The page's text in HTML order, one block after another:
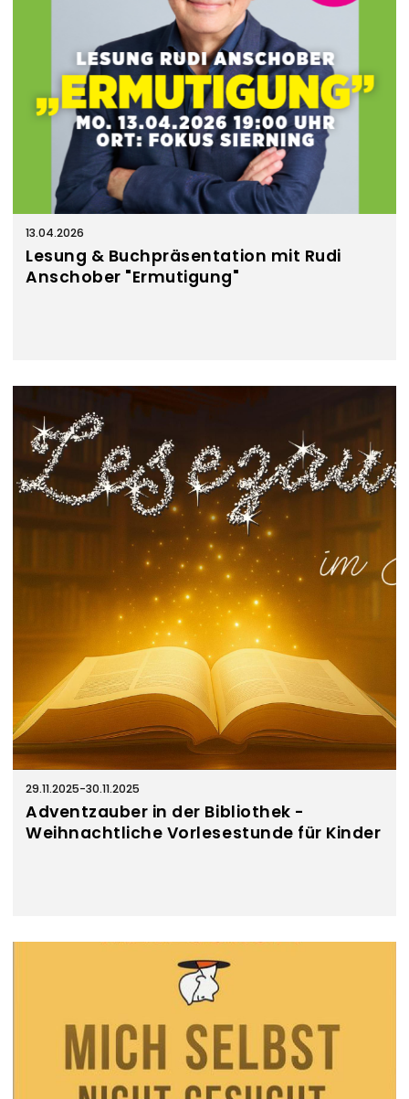
13.04.2026
Lesung & Buchpräsentation mit Rudi
Anschober "Ermutigung"
29.11.2025-30.11.2025
Adventzauber in der Bibliothek -
Weihnachtliche Vorlesestunde für Kinder